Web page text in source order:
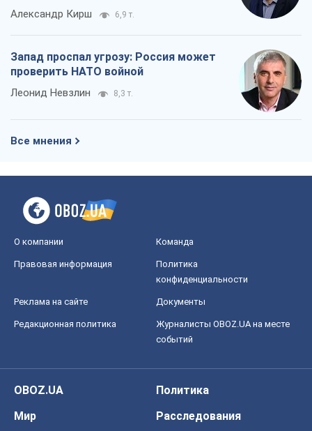
Александр Кирш 6,9 т.
Запад проспал угрозу: Россия может
проверить НАТО войной
Леонид Невзлин 8,3 т.
Все мнения
О компании Команда
Правовая информация
Политика
конфиденциальности
Реклама на сайте Документы
Редакционная политика
Журналисты OBOZ.UA на месте
событий
OBOZ.UA
Политика
Мир
Расследования